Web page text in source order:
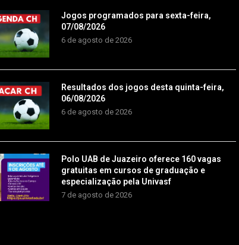
Jogos programados para sexta-feira,
07/08/2026
6 de agosto de 2026
Resultados dos jogos desta quinta-feira,
06/08/2026
6 de agosto de 2026
Polo UAB de Juazeiro oferece 160 vagas
gratuitas em cursos de graduação e
especialização pela Univasf
7 de agosto de 2026